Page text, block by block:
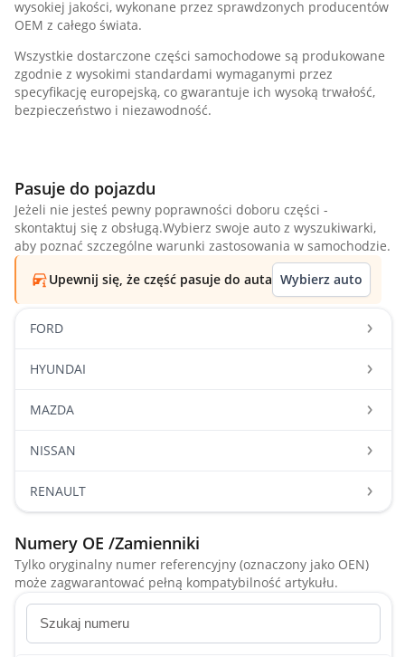
wysokiej jakości, wykonane przez sprawdzonych producentów
OEM z całego świata.
Wszystkie dostarczone części samochodowe są produkowane
zgodnie z wysokimi standardami wymaganymi przez
specyfikację europejską, co gwarantuje ich wysoką trwałość,
bezpieczeństwo i niezawodność.
Pasuje do pojazdu
Jeżeli nie jesteś pewny poprawności doboru części -
skontaktuj się z obsługą.Wybierz swoje auto z wyszukiwarki,
aby poznać szczególne warunki zastosowania w samochodzie.
Upewnij się, że część pasuje do auta Wybierz auto
FORD
HYUNDAI
MAZDA
NISSAN
RENAULT
Numery OE /Zamienniki
Tylko oryginalny numer referencyjny (oznaczony jako OEN)
może zagwarantować pełną kompatybilność artykułu.